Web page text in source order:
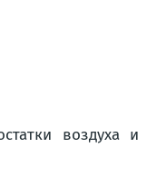
воздуха и